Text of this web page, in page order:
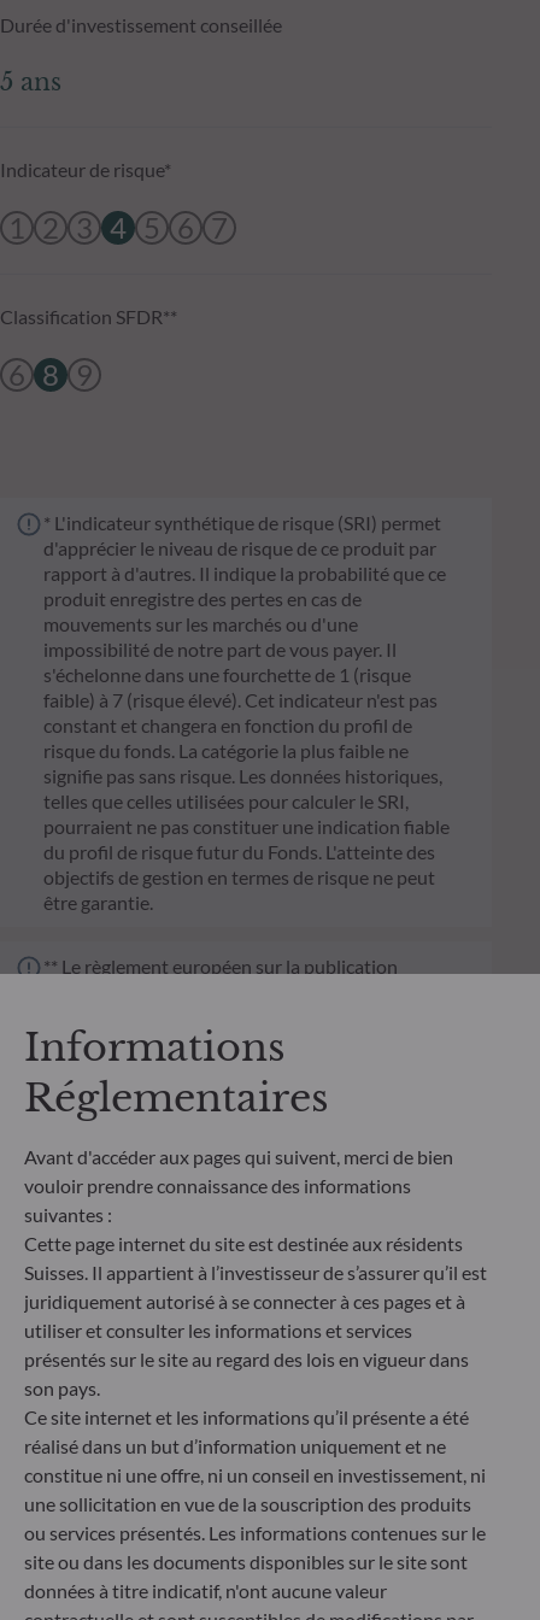
Durée d'investissement conseillée
5 ans
Indicateur de risque*
1 2 3 4 5 6 7
Classification SFDR**
6 8 9
* L'indicateur synthétique de risque (SRI) permet
d'apprécier le niveau de risque de ce produit par
rapport à d'autres. Il indique la probabilité que ce
produit enregistre des pertes en cas de
mouvements sur les marchés ou d'une
impossibilité de notre part de vous payer. Il
s'échelonne dans une fourchette de 1 (risque
faible) à 7 (risque élevé). Cet indicateur n'est pas
constant et changera en fonction du profil de
risque du fonds. La catégorie la plus faible ne
signifie pas sans risque. Les données historiques,
telles que celles utilisées pour calculer le SRI,
pourraient ne pas constituer une indication fiable
du profil de risque futur du Fonds. L'atteinte des
objectifs de gestion en termes de risque ne peut
être garantie.
** Le règlement européen sur la publication
ensemble de règles européennes visant à rendre le
profil de durabilité des fonds transparent, plus
comparable et davantage compréhensible par les
investisseurs finaux. Article 6 : L'équipe de gestion
les effets négatifs des décisions d'investissement
sur les facteurs de durabilité dans le processus de
décision d'investissement. Article 8 : L'équipe de
gestion traite les risques de durabilité en intégrant
des critères ESG (Environnement et/ou Social et/ou
Gouvernance) dans son processus de décision
d'investissement. Article 9 : L'équipe de gestion suit
contribue de manière significative aux défis de la
transition écologique, et traite les risques de
durabilité par le biais de notations fournies par le
fournisseur externe de données ESG de la société
de gestion
Informations
Réglementaires
Avant d'accéder aux pages qui suivent, merci de bien
vouloir prendre connaissance des informations
suivantes :
Cette page internet du site est destinée aux résidents
Suisses. Il appartient à l’investisseur de s’assurer qu’il est
juridiquement autorisé à se connecter à ces pages et à
utiliser et consulter les informations et services
présentés sur le site au regard des lois en vigueur dans
son pays.
Ce site internet et les informations qu’il présente a été
réalisé dans un but d’information uniquement et ne
constitue ni une offre, ni un conseil en investissement, ni
une sollicitation en vue de la souscription des produits
ou services présentés. Les informations contenues sur le
site ou dans les documents disponibles sur le site sont
données à titre indicatif, n'ont aucune valeur